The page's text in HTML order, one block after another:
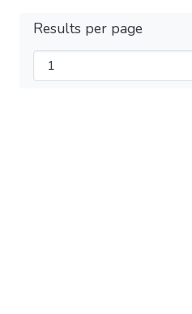
Results per page